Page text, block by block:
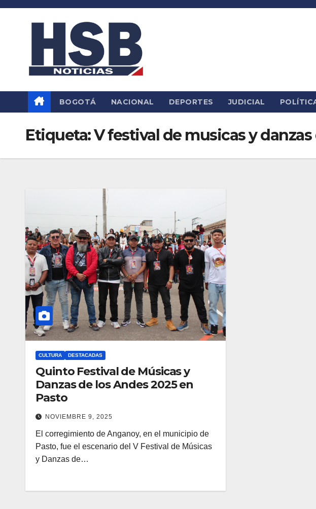
Saltar
BOGOTÁ NACIONAL DEPORTES JUDICIAL
Etiqueta:V festival de musicas y
CULTURA DESTACADAS
Quinto Festival de Músicas y
Danzas de los Andes 2025 en
Pasto
NOVIEMBRE 9, 2025
El corregimiento de Anganoy, en el municipio de
Pasto, fue el escenario del V Festival de Músicas
y Danzas de…